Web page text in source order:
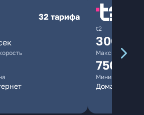
32 тарифа
t2
300
Максимальная
750
Минимальная
Домашний